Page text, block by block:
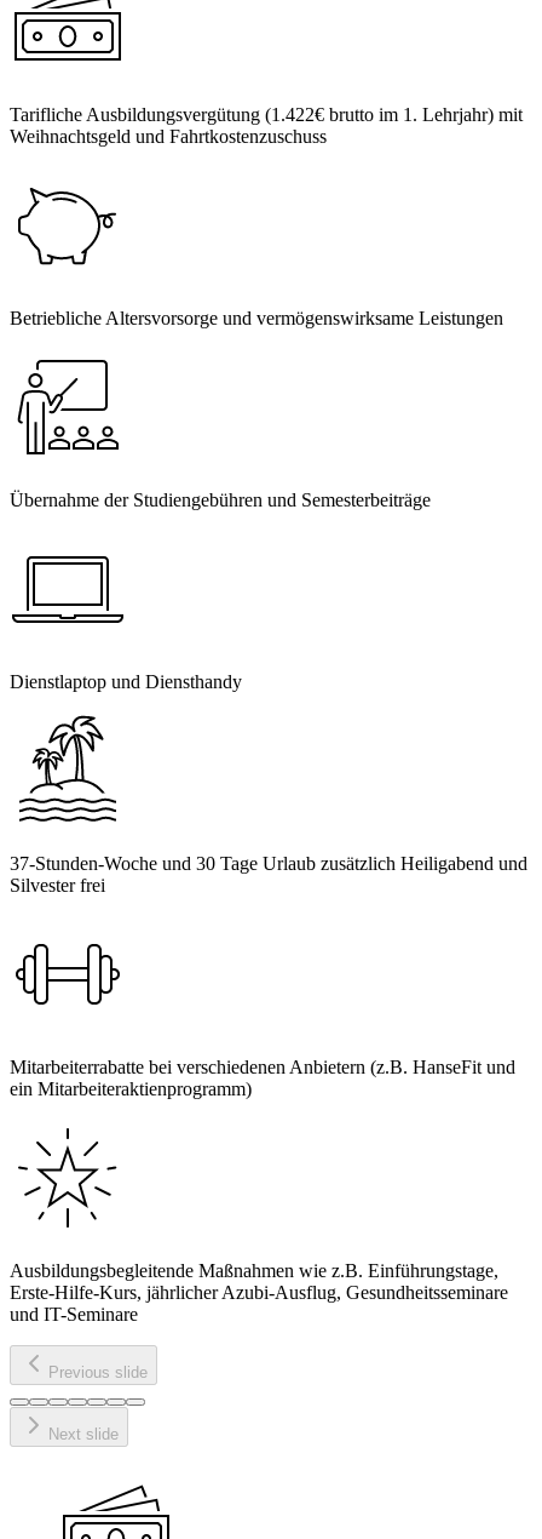
Tarifliche Ausbildungsvergütung (1.422€ brutto im 1. Lehrjahr) mit
Weihnachtsgeld und Fahrtkostenzuschuss
Betriebliche Altersvorsorge und vermögenswirksame Leistungen
Übernahme der Studiengebühren und Semesterbeiträge
Dienstlaptop und Diensthandy
37-Stunden-Woche und 30 Tage Urlaub zusätzlich Heiligabend und
Silvester frei
Mitarbeiterrabatte bei verschiedenen Anbietern (z.B. HanseFit und
ein Mitarbeiteraktienprogramm)
Ausbildungsbegleitende Maßnahmen wie z.B. Einführungstage,
Erste-Hilfe-Kurs, jährlicher Azubi-Ausflug, Gesundheitsseminare
und IT-Seminare
Previous slide
Next slide